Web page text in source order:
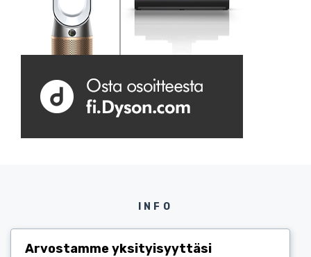
INFO
Arvostamme yksityisyyttäsi